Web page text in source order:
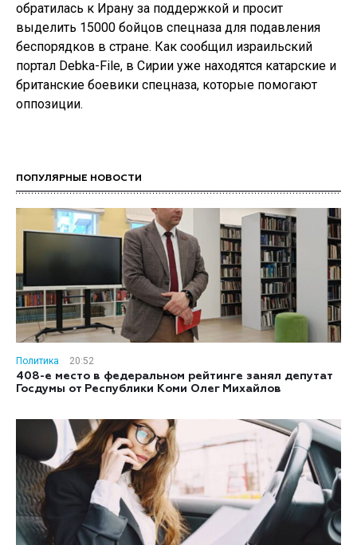
обратилась к Ирану за поддержкой и просит
выделить 15000 бойцов спецназа для подавления
беспорядков в стране. Как сообщил израильский
портал Debka-File, в Сирии уже находятся катарские и
британские боевики спецназа, которые помогают
оппозиции.
ПОПУЛЯРНЫЕ НОВОСТИ
Политика
20:52
408-е место в федеральном рейтинге занял депутат
Госдумы от Республики Коми Олег Михайлов